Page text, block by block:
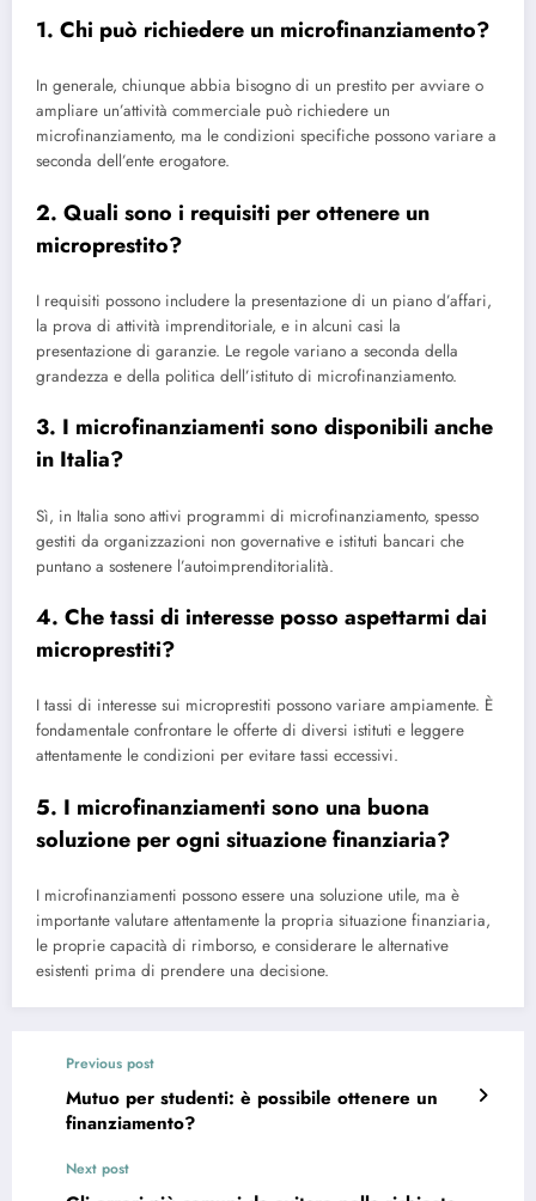
1. Chi può richiedere un microfinanziamento?
In generale, chiunque abbia bisogno di un prestito per avviare o
ampliare un’attività commerciale può richiedere un
microfinanziamento, ma le condizioni specifiche possono variare a
seconda dell’ente erogatore.
2. Quali sono i requisiti per ottenere un
microprestito?
I requisiti possono includere la presentazione di un piano d’affari,
la prova di attività imprenditoriale, e in alcuni casi la
presentazione di garanzie. Le regole variano a seconda della
grandezza e della politica dell’istituto di microfinanziamento.
3. I microfinanziamenti sono disponibili anche
in Italia?
Sì, in Italia sono attivi programmi di microfinanziamento, spesso
gestiti da organizzazioni non governative e istituti bancari che
puntano a sostenere l’autoimprenditorialità.
4. Che tassi di interesse posso aspettarmi dai
microprestiti?
I tassi di interesse sui microprestiti possono variare ampiamente. È
fondamentale confrontare le offerte di diversi istituti e leggere
attentamente le condizioni per evitare tassi eccessivi.
5. I microfinanziamenti sono una buona
soluzione per ogni situazione finanziaria?
I microfinanziamenti possono essere una soluzione utile, ma è
importante valutare attentamente la propria situazione finanziaria,
le proprie capacità di rimborso, e considerare le alternative
esistenti prima di prendere una decisione.
Previous post
Mutuo per studenti: è possibile ottenere un
finanziamento?
Next post